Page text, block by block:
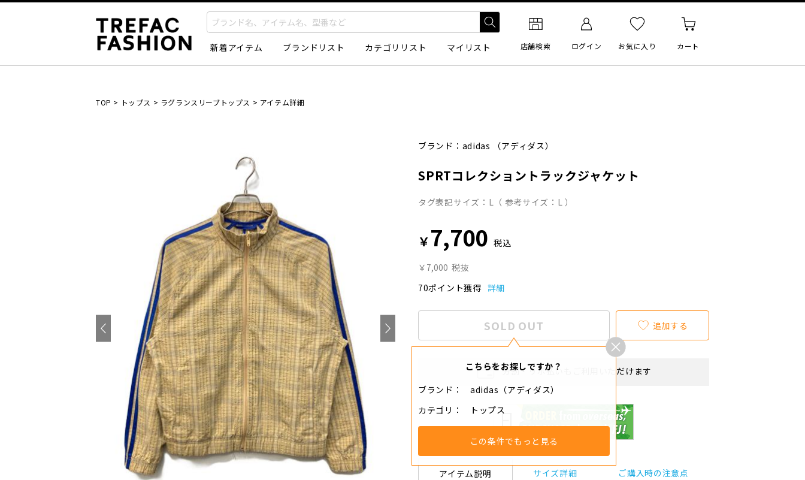
新着アイテム ブランドリスト カテゴリリスト マイリスト 店舗検索 ログイン お気に入り カート
TOP > トップス > ラグランスリーブトップス > アイテム詳細
ブランド： adidas （アディダス）
SPRTコレクショントラックジャケット
タグ表記サイズ：L（ 参考サイズ：L ）
￥7,700 税込
￥7,000 税抜
70ポイント獲得 詳細
SOLD OUT
こちらをお探しですか？
ブランド
adidas（アディダス）
カテゴリ
トップス
この条件でもっと見る
追加する
分割・リボ払いもご利用いただけます
アイテム説明 サイズ詳細 ご購入時の注意点